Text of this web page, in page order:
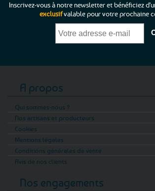
Inscrivez-vous à notre newsletter et bénéficiez
exclusifvalable pour votre prochaine
A propos
Qui sommes-nous ?
Nos artisans et producteurs
Cookies
Mentions légales
Conditions générales de vente
Avis de nos clients
Nos engagements